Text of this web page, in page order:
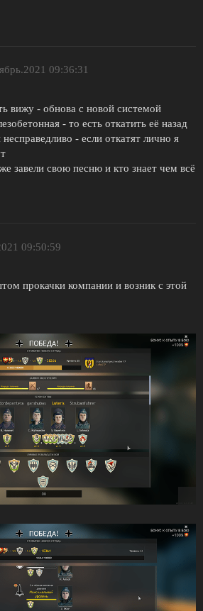
09:36:31
вижу - обнова с новой системой
- то есть откатить её назад
- если откатят лично я
завели свою песню и кто знает чем всё
09:50:59
прокачки компании и возник с этой